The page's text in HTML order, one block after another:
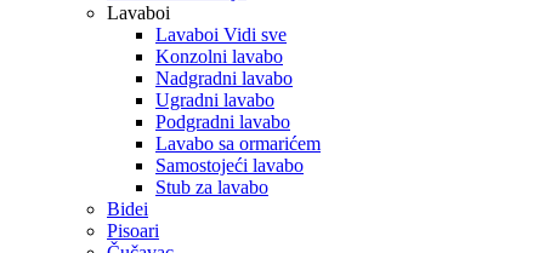
Lavaboi
Lavaboi Vidi sve
Konzolni lavabo
Nadgradni lavabo
Ugradni lavabo
Podgradni lavabo
Lavabo sa ormarićem
Samostojeći lavabo
Stub za lavabo
Bidei
Pisoari